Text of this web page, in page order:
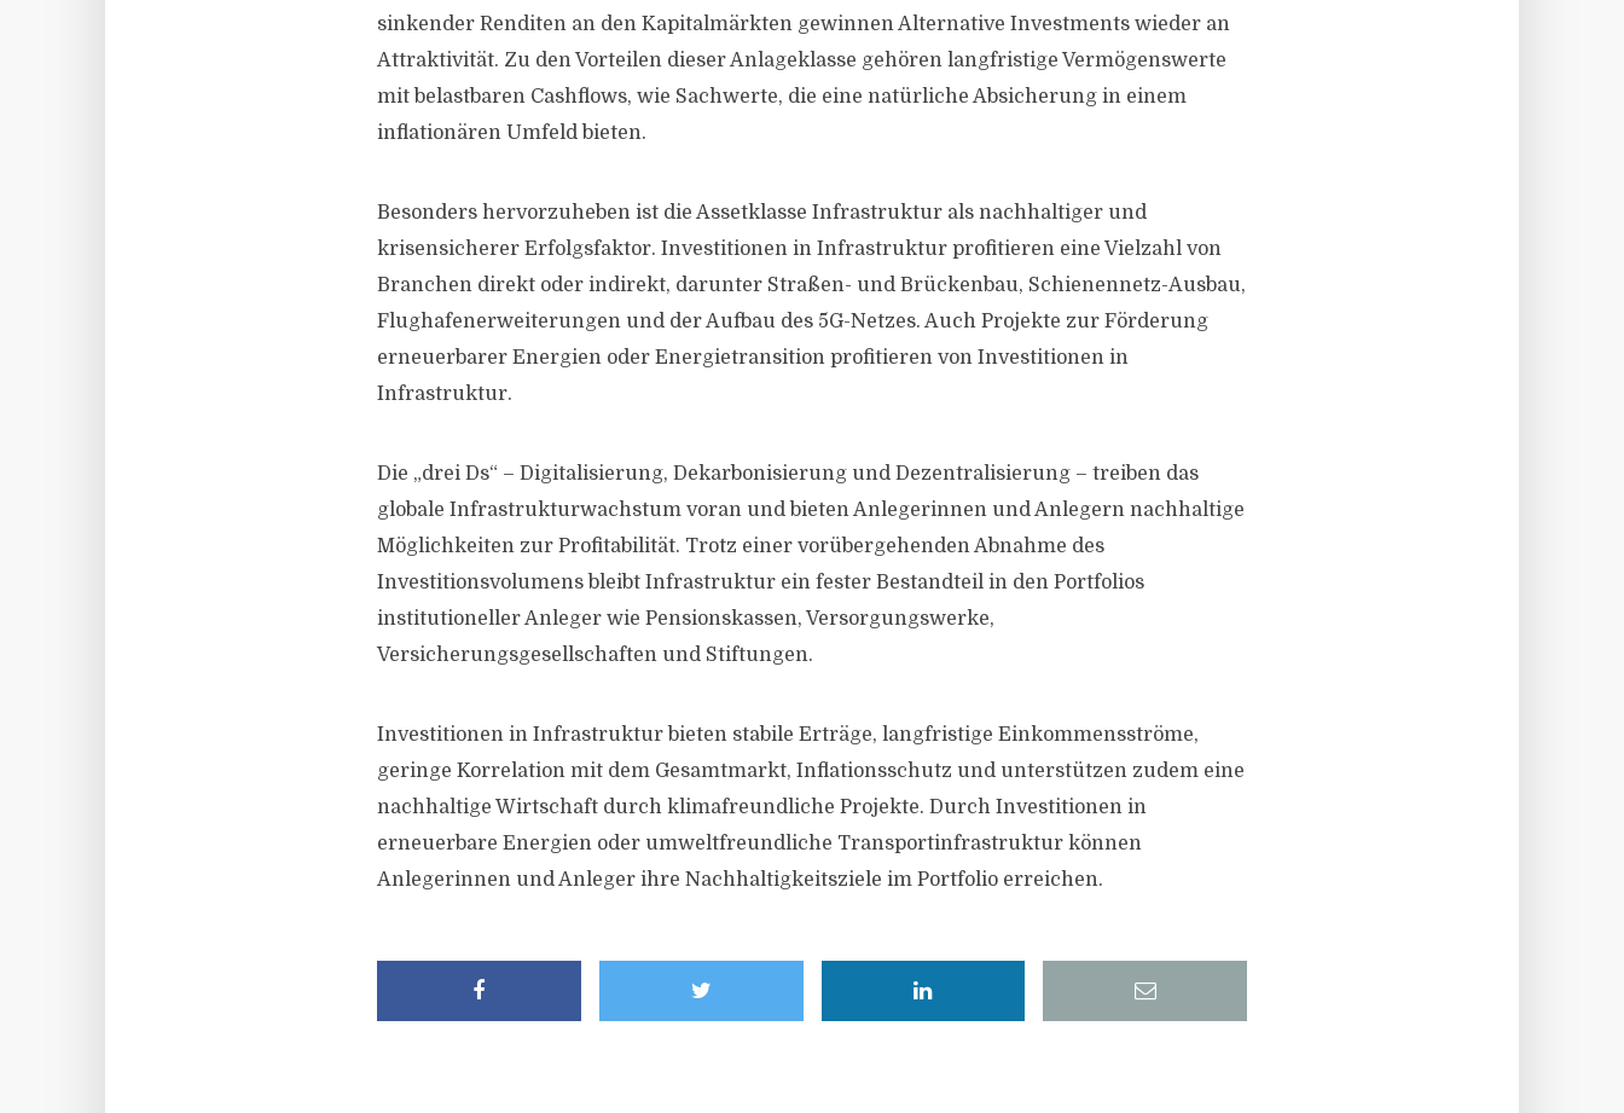
sinkender Renditen an den Kapitalmärkten gewinnen Alternative Investments wieder an
Attraktivität. Zu den Vorteilen dieser Anlageklasse gehören langfristige Vermögenswerte
mit belastbaren Cashflows, wie Sachwerte, die eine natürliche Absicherung in einem
inflationären Umfeld bieten.
Besonders hervorzuheben ist die Assetklasse Infrastruktur als nachhaltiger und
krisensicherer Erfolgsfaktor. Investitionen in Infrastruktur profitieren eine Vielzahl von
Branchen direkt oder indirekt, darunter Straßen- und Brückenbau, Schienennetz-Ausbau,
Flughafenerweiterungen und der Aufbau des 5G-Netzes. Auch Projekte zur Förderung
erneuerbarer Energien oder Energietransition profitieren von Investitionen in
Infrastruktur.
Die „drei Ds“ – Digitalisierung, Dekarbonisierung und Dezentralisierung – treiben das
globale Infrastrukturwachstum voran und bieten Anlegerinnen und Anlegern nachhaltige
Möglichkeiten zur Profitabilität. Trotz einer vorübergehenden Abnahme des
Investitionsvolumens bleibt Infrastruktur ein fester Bestandteil in den Portfolios
institutioneller Anleger wie Pensionskassen, Versorgungswerke,
Versicherungsgesellschaften und Stiftungen.
Investitionen in Infrastruktur bieten stabile Erträge, langfristige Einkommensströme,
geringe Korrelation mit dem Gesamtmarkt, Inflationsschutz und unterstützen zudem eine
nachhaltige Wirtschaft durch klimafreundliche Projekte. Durch Investitionen in
erneuerbare Energien oder umweltfreundliche Transportinfrastruktur können
Anlegerinnen und Anleger ihre Nachhaltigkeitsziele im Portfolio erreichen.